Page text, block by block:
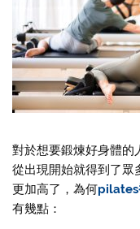
對於想要鍛煉好身體的
從出現開始就得到了眾
更加高了，為何pilates
有幾點：